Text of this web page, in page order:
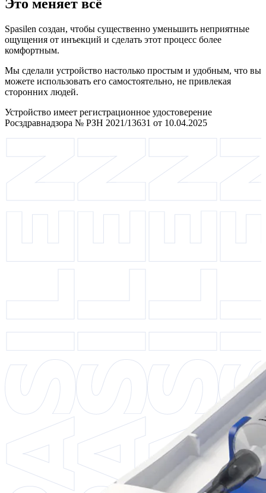
Это меняет всё
Spasilen создан, чтобы существенно уменьшить неприятные
ощущения от инъекций и сделать этот процесс более
комфортным.
Мы сделали устройство настолько простым и удобным, что вы
можете использовать его самостоятельно, не привлекая
сторонних людей.
Устройство имеет регистрационное удостоверение
Росздравнадзора № РЗН 2021/13631 от 10.04.2025